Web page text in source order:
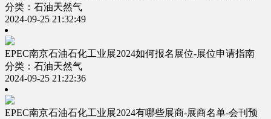
分类：石油天然气
2024-09-25 21:32:49
EPEC南京石油石化工业展2024如何报名展位-展位申请指南
分类：石油天然气
2024-09-25 21:22:36
EPEC南京石油石化工业展2024有哪些展商-展商名单-会刊预